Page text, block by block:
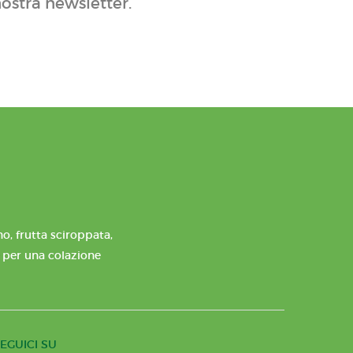
frutta sciroppata,
una colazione
SU